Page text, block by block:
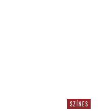
SZÍNES